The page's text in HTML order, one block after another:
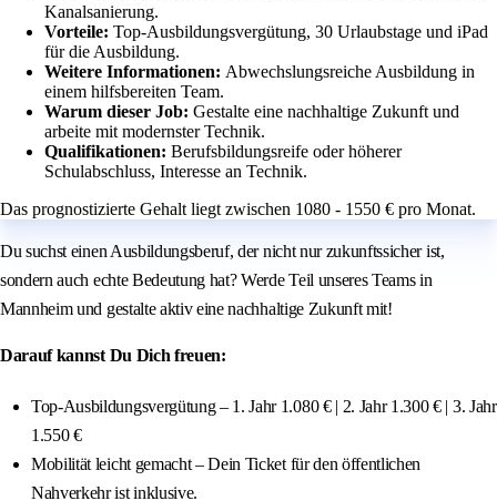
Kanalsanierung.
Vorteile: Top-Ausbildungsvergütung, 30 Urlaubstage und iPad
für die Ausbildung.
Weitere Informationen: Abwechslungsreiche Ausbildung in
einem hilfsbereiten Team.
Warum dieser Job: Gestalte eine nachhaltige Zukunft und
arbeite mit modernster Technik.
Qualifikationen: Berufsbildungsreife oder höherer
Schulabschluss, Interesse an Technik.
Das prognostizierte Gehalt liegt zwischen 1080 - 1550 € pro Monat.
Du suchst einen Ausbildungsberuf, der nicht nur zukunftssicher ist,
sondern auch echte Bedeutung hat? Werde Teil unseres Teams in
Mannheim und gestalte aktiv eine nachhaltige Zukunft mit!
Darauf kannst Du Dich freuen:
Top-Ausbildungsvergütung – 1. Jahr 1.080 € | 2. Jahr 1.300 € | 3. Jahr
1.550 €
Mobilität leicht gemacht – Dein Ticket für den öffentlichen
Nahverkehr ist inklusive.